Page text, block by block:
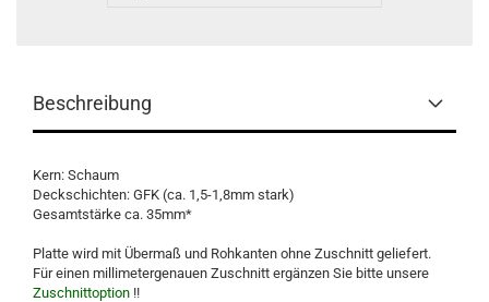
Beschreibung
Kern: Schaum
Deckschichten: GFK (ca. 1,5-1,8mm stark)
Gesamtstärke ca. 35mm*
Platte wird mit Übermaß und Rohkanten ohne Zuschnitt geliefert.
Für einen millimetergenauen Zuschnitt ergänzen Sie bitte unsere
Zuschnittoption !!